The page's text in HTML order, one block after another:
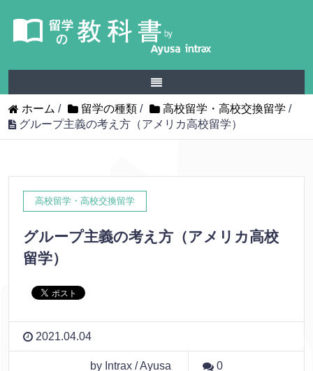
ホーム / 留学の種類 / 高校留学・高校交換留学 /
グループ主義の考え方（アメリカ高校留学）
高校留学・高校交換留学
グループ主義の考え方（アメリカ高校
留学）
2021.04.04
by Intrax / Ayusa 0